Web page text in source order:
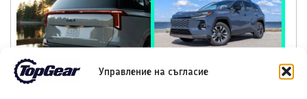
Управление на съгласие
Киа Карнивал Hybrid:
Отличен избор за
семейства през 2026
г.: Хибриден